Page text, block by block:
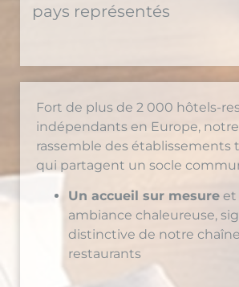
Fort de plus de 2 000 hôtels-
indépendants en Europe,
rassemble des établissements
qui partagent un socle
Un accueil sur mesureet
ambiance chaleureuse,
distinctive de notre chaîne
restaurants
Des standards de